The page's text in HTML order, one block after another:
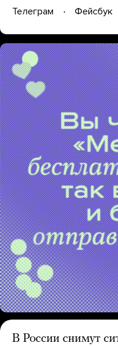
Телеграм Фейсбук
В России снимут